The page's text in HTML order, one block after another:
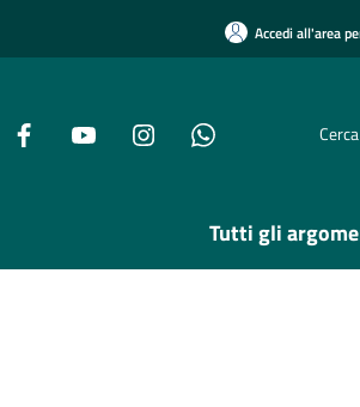
Accedi all'area
Cerca
Tutti gli